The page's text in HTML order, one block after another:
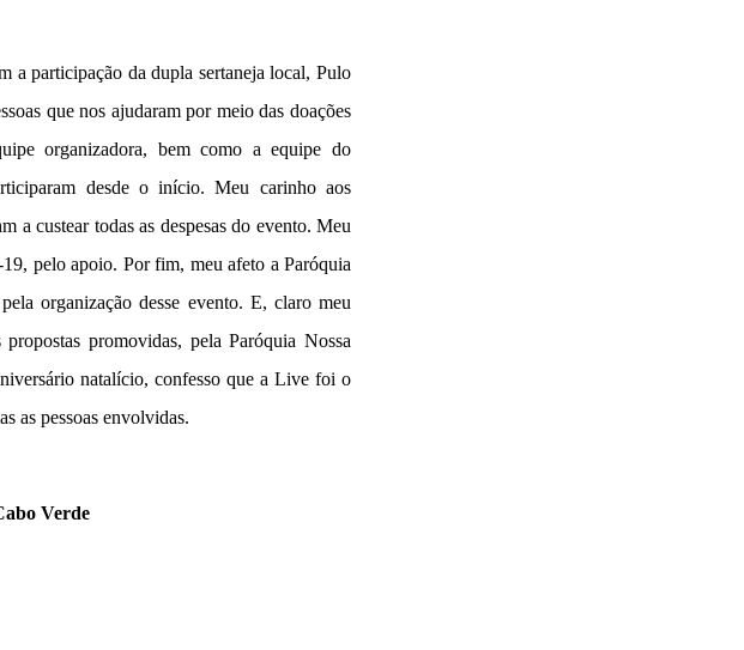
participação da dupla sertaneja local, Pulo
que nos ajudaram por meio das doações
organizadora, bem como a equipe do
desde o início. Meu carinho aos
a custear todas as despesas do evento. Meu
pelo apoio. Por fim, meu afeto a Paróquia
organização desse evento. E, claro meu
promovidas, pela Paróquia Nossa
natalício, confesso que a Live foi o
as pessoas envolvidas.
Verde